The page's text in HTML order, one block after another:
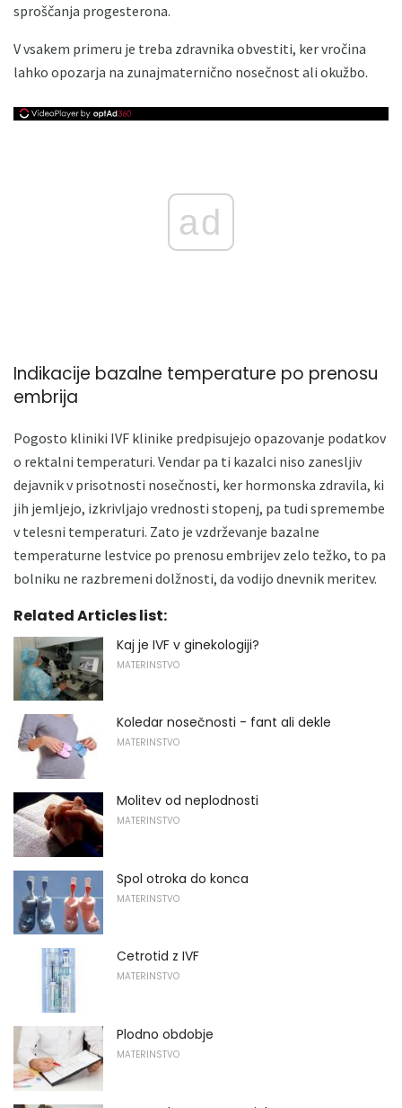
sproščanja progesterona.
V vsakem primeru je treba zdravnika obvestiti, ker vročina
lahko opozarja na zunajmaternično nosečnost ali okužbo.
ad
Indikacije bazalne temperature po prenosu
embrija
Pogosto kliniki IVF klinike predpisujejo opazovanje podatkov
o rektalni temperaturi. Vendar pa ti kazalci niso zanesljiv
dejavnik v prisotnosti nosečnosti, ker hormonska zdravila, ki
jih jemljejo, izkrivljajo vrednosti stopenj, pa tudi spremembe
v telesni temperaturi. Zato je vzdrževanje bazalne
temperaturne lestvice po prenosu embrijev zelo težko, to pa
bolniku ne razbremeni dolžnosti, da vodijo dnevnik meritev.
Related Articles list:
Kaj je IVF v ginekologiji?
MATERINSTVO
Koledar nosečnosti - fant ali dekle
MATERINSTVO
Molitev od neplodnosti
MATERINSTVO
Spol otroka do konca
MATERINSTVO
Cetrotid z IVF
MATERINSTVO
Plodno obdobje
MATERINSTVO